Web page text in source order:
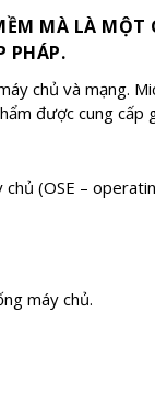
MÀ LÀ MỘT
PHÁP.
chủ và mạng.
được cung cấp
(OSE –
máy chủ.